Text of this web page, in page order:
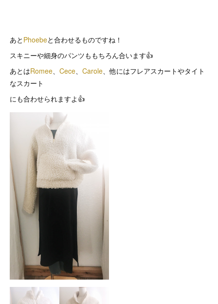
あと Phoebeと合わせるものですね！
スキニーや細身のパンツももちろん合います👍
あとはRomee、 Cece、 Carole、他にはフレアスカートやタイト
なスカート
にも合わせられますよ👍